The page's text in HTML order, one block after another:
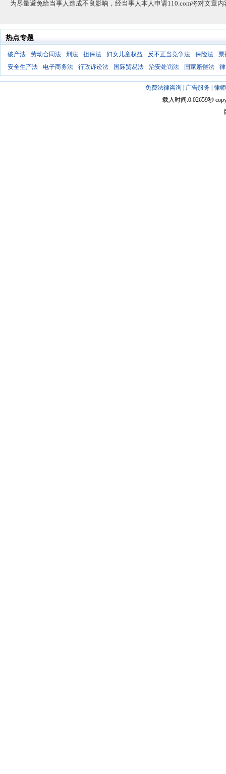
为尽量避免给当事人造成不良影响，经当事人本人申请110.com将对文章
热点专题
破产法 劳动合同法 刑法 担保法 妇女儿童权益 反不正当竞争法 保险法
票
安全生产法
电子商务法 行政诉讼法 国际贸易法 治安处罚法 国家赔偿法
免费法律咨询 广告服务| 律
载入时间:0.02659秒